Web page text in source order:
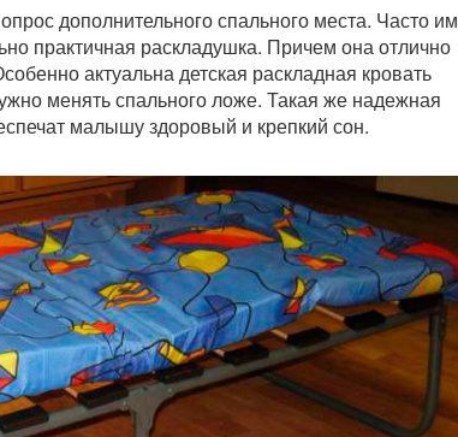
дополнительного спального места. Часто им
практичная раскладушка. Причем она отлично
актуальна детская раскладная кровать
менять спального ложе. Такая же надежная
малышу здоровый и крепкий сон.